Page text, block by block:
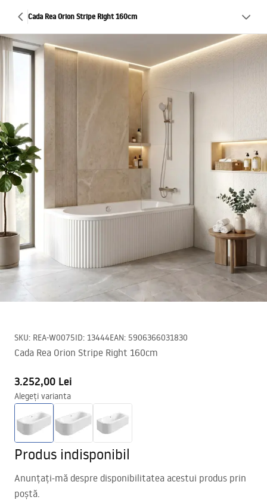
Cada Rea Orion Stripe Right 160cm
SKU: REA-W0075ID: 13444EAN: 5906366031830
Cada Rea Orion Stripe Right 160cm
3.252,00 Lei
Alegeți varianta
Produs indisponibil
Anunțați-mă despre disponibilitatea acestui produs prin
poștă.